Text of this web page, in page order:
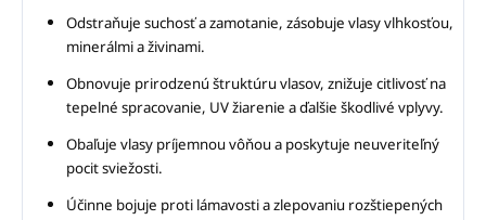
Odstraňuje suchosť a zamotanie, zásobuje vlasy vlhkosťou,
minerálmi a živinami.
Obnovuje prirodzenú štruktúru vlasov, znižuje citlivosť na
tepelné spracovanie, UV žiarenie a ďalšie škodlivé vplyvy.
Obaľuje vlasy príjemnou vôňou a poskytuje neuveriteľný
pocit sviežosti.
Účinne bojuje proti lámavosti a zlepovaniu rozštiepených